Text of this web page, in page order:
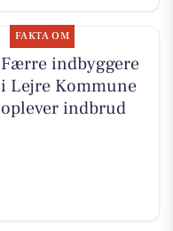
FAKTA OM
Færre indbyggere
i Lejre Kommune
oplever indbrud